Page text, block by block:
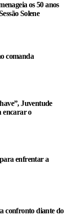
os 50 anos
Solene
comanda
Juventude
encarar o
enfrentar a
confronto diante do